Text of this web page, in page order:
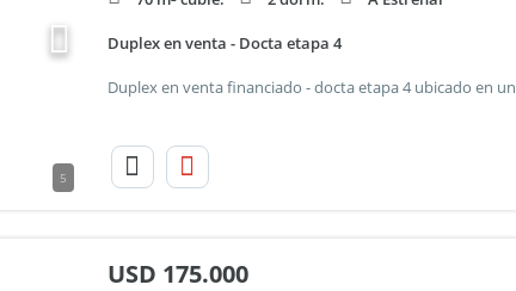
5
Duplex en venta - Docta etapa 4
USD 175.000